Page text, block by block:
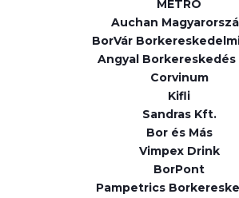
METRO
Auchan
BorVár
Angyal Borkereskedés
Corvinum
Kifli
Sandras Kft.
Bor és Más
Vimpex Drink
BorPont
Pampetrics